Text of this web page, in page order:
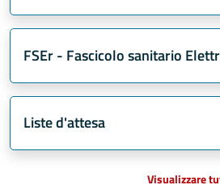
FSEr - Fascicolo sanitario
Liste d'attesa
Visualizzare